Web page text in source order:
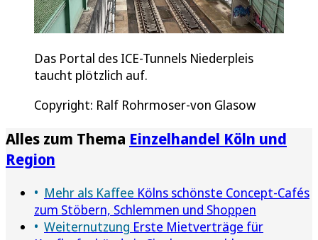
Das Portal des ICE-Tunnels Niederpleis
taucht plötzlich auf.
Copyright: Ralf Rohrmoser-von Glasow
Alles zum Thema Einzelhandel Köln und
Region
Mehr als Kaffee Kölns schönste Concept-Cafés
zum Stöbern, Schlemmen und Shoppen
Weiternutzung Erste Mietverträge für